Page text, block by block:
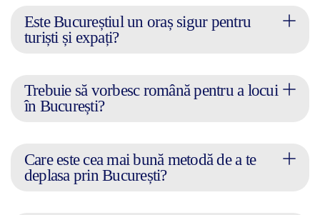
Este Bucureștiul un oraș sigur pentru
turiști și expați?
Trebuie să vorbesc română pentru a locui
în București?
Care este cea mai bună metodă de a te
deplasa prin București?